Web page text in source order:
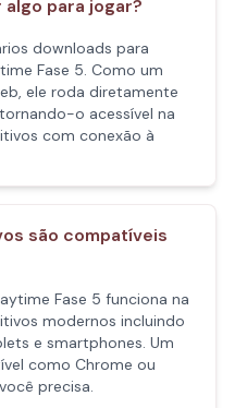
para jogar?
downloads para
Fase 5. Como um
ele roda diretamente
o acessível na
com conexão à
são compatíveis
Fase 5 funciona na
modernos incluindo
e smartphones. Um
como Chrome ou
precisa.